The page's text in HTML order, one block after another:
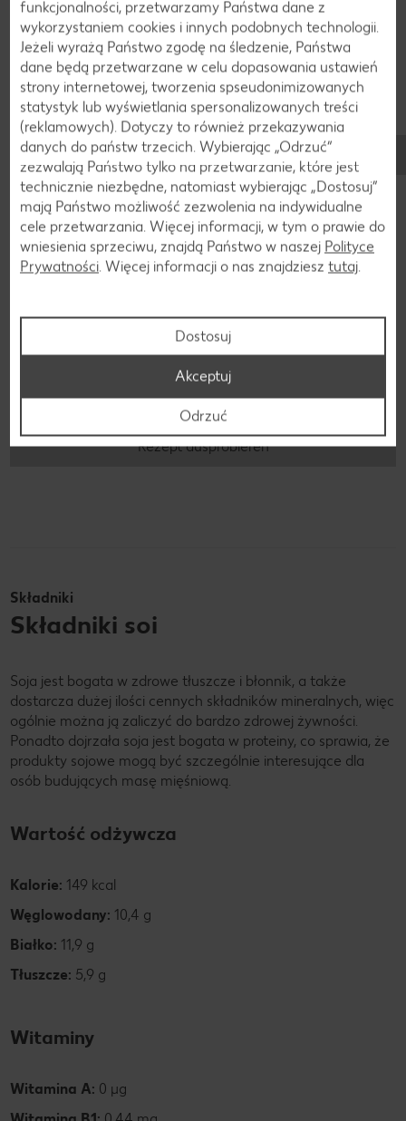
Rezept ausprobieren
Składniki
Składniki soi
Soja jest bogata w zdrowe tłuszcze i błonnik, a także
dostarcza dużej ilości cennych składników mineralnych, więc
ogólnie można ją zaliczyć do bardzo zdrowej żywności.
Ponadto dojrzała soja jest bogata w proteiny, co sprawia, że
produkty sojowe mogą być szczególnie interesujące dla
osób budujących masę mięśniową.
Wartość odżywcza
Kalorie: 149 kcal
Węglowodany: 10,4 g
Białko: 11,9 g
Tłuszcze: 5,9 g
Witaminy
Witamina A: 0 µg
funkcjonalności, przetwarzamy Państwa dane z
wykorzystaniem cookies i innych podobnych technologii.
Jeżeli wyrażą Państwo zgodę na śledzenie, Państwa
dane będą przetwarzane w celu dopasowania ustawień
strony internetowej, tworzenia spseudonimizowanych
statystyk lub wyświetlania spersonalizowanych treści
(reklamowych). Dotyczy to również przekazywania
danych do państw trzecich. Wybierając „Odrzuć“
zezwalają Państwo tylko na przetwarzanie, które jest
technicznie niezbędne, natomiast wybierając „Dostosuj”
mają Państwo możliwość zezwolenia na indywidualne
cele przetwarzania. Więcej informacji, w tym o prawie do
wniesienia sprzeciwu, znajdą Państwo w naszej Polityce
Prywatności. Więcej informacji o nas znajdziesz tutaj.
Dostosuj
Odrzuć
Akceptuj